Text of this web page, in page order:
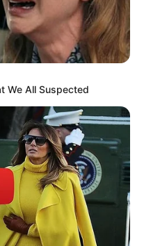
We All Suspected